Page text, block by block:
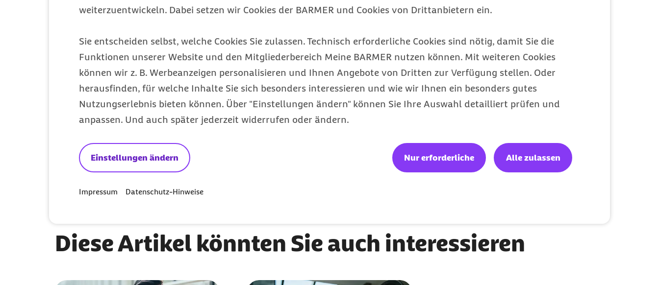
weiterzuentwickeln. Dabei setzen wir Cookies der BARMER und Cookies von Drittanbietern ein.
Sie entscheiden selbst, welche Cookies Sie zulassen. Technisch erforderliche Cookies sind nötig, damit Sie die
Funktionen unserer Website und den Mitgliederbereich Meine BARMER nutzen können. Mit weiteren Cookies
können wir z. B. Werbeanzeigen personalisieren und Ihnen Angebote von Dritten zur Verfügung stellen. Oder
herausfinden, für welche Inhalte Sie sich besonders interessieren und wie wir Ihnen ein besonders gutes
Nutzungserlebnis bieten können. Über "Einstellungen ändern" können Sie Ihre Auswahl detailliert prüfen und
anpassen. Und auch später jederzeit widerrufen oder ändern.
Einstellungen ändern Nur erforderliche Alle zulassen
Impressum Datenschutz-Hinweise
Alle Themen der Ausgabe:
Schmerzmittel – Worin unterscheiden sich Acetylsalicylsäure, Ibuprofen und Paracetamol?
Rosazea – Ursachen, Symptome und Behandlung
Was tun bei einem Zahnunfall? – Erste Hilfe für abgebrochene oder ausgeschlagene Zähne
Inlineskaten – Gleiten wie auf Kufen
Prokrastination – Tipps gegen das ständige Aufschieben
Diese Artikel könnten Sie auch interessieren